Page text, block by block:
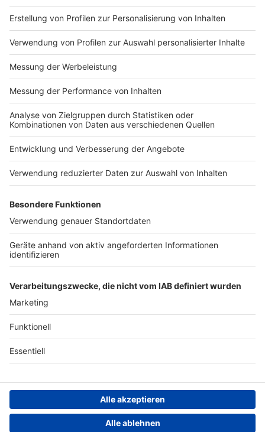
Impressum
Nutzungsbedingungen
Jobs
Presse
Werben
Archiv
ANTENNE BAYERN GROUP
Stiftung ANTENNE BAYERN
hilft
Teilnahmebedingungen
Grounding Page ANTENNE
BAYERN
Kontakt
Studio-Hotline
Verkehrs-Hotline
Datenschutz­erklärung
einstellungen
Persönliche Datenkontrolle
Newsletter